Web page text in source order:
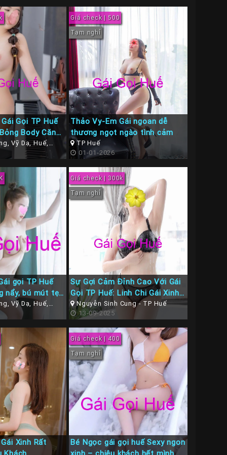
Gọi TP Huế
Body Căn
Vỹ Dạ, Huế,
Giá check | 500
Tạm nghỉ
Thảo Vy-Em Gái ngoan dễ
thương ngọt ngào tình cảm
TP Huế
01-01-2026
gọi TP Huế
nẩy, bú mút tẹt
Vỹ Dạ, Huế,
Giá check | 300k
Tạm nghỉ
Sự Gợi Cảm Đỉnh Cao Với Gái
Gọi TP Huế: Linh Chi Gái Xinh
Bom Sex, Gợi Cảm Làm Tình
Rất Dâm
Nguyễn Sinh Cung - TP Huế
13-09-2025
Xinh Rất
Giá check | 400
Tạm nghỉ
Bé Ngọc gái gọi huế Sexy ngon